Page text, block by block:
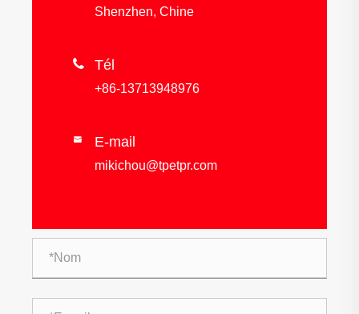
Shenzhen, Chine
 Tél
+86-13713948976
 E-mail
mikichou@tpetpr.com